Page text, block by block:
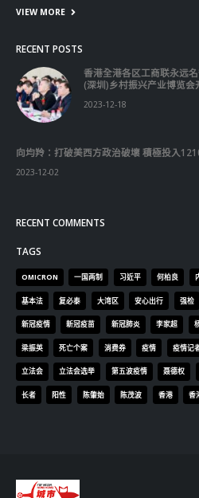
VIEW MORE
RECENT POSTS
香港全港各区工商联永远
(深圳)乡村振兴产业博览会
2023-12-18
向均羚：打破美西方政治破壞 積極投入
2023-12-02
RECENT COMMENTS
TAGS
OMICRON 一国两制 习近平 何柏良
基本法 复必泰 大湾区 安心出行 强检
新冠疫情 新冠疫苗 新冠肺炎 李家超
梁振英 死亡个案 消费券 疫情 疫情记
立法会 立法会选举 第五波疫情 聂德权
长者 阳性 陈肇始 陈茂波 香港 香